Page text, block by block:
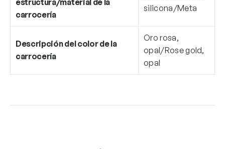
carrocería
silicona/Meta
Descripción del color de la
carrocería
Oro rosa,
opal/Rose gold,
opal